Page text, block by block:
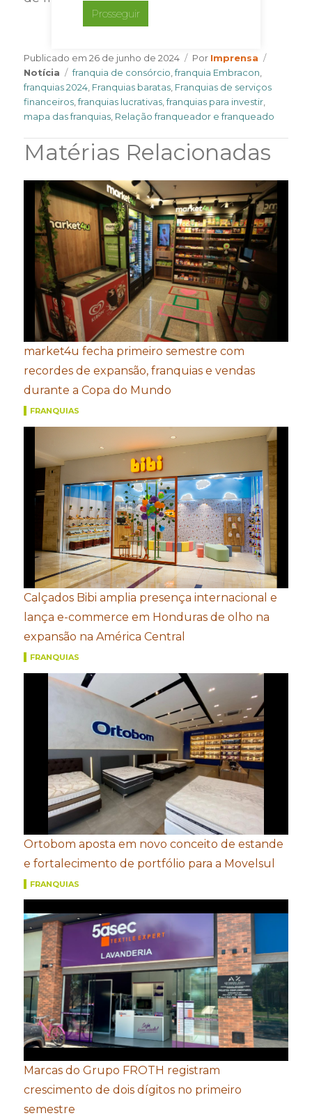
Prosseguir
Publicado em26 de junho de 2024 Por Author
Imprensa
Notícia
Tags
franquia de consórcio ,franquia Embracon
franquias 2024 Franquias baratas Franquias de serviços
financeiros ,franquias lucrativas ,franquias para investir
mapa das franquias Relação franqueador e franqueado
Matérias Relacionadas
market4u fecha primeiro semestre com
recordes de expansão, franquias e vendas
durante a Copa do Mundo
FRANQUIAS
Calçados Bibi amplia presença internacional e
lança e-commerce em Honduras de olho na
expansão na América Central
FRANQUIAS
Ortobom aposta em novo conceito de estande
e fortalecimento de portfólio para a Movelsul
FRANQUIAS
Marcas do Grupo FROTH registram
crescimento de dois dígitos no primeiro
semestre